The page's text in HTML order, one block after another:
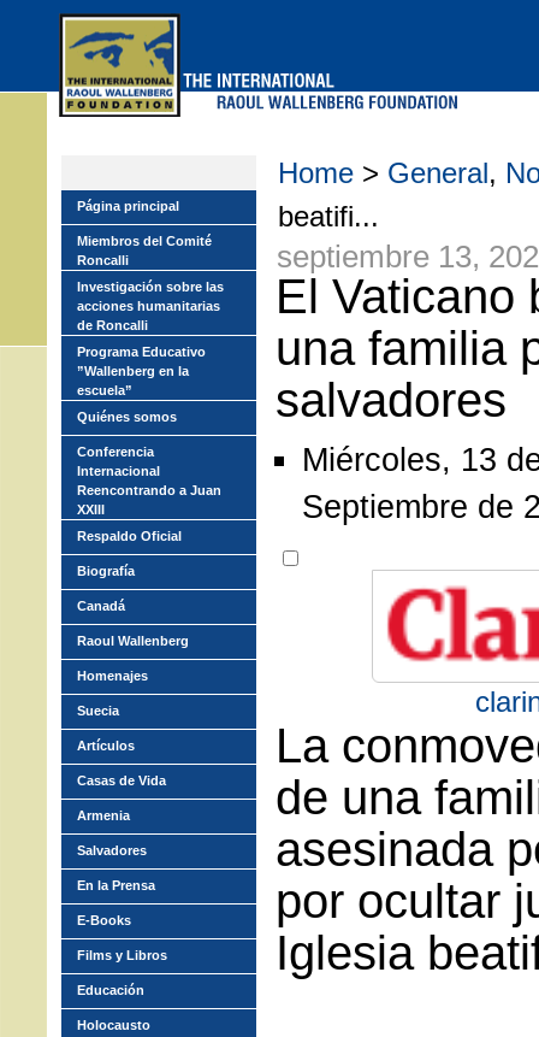
Home > General,
beatifi...
septiembre 13,
El Vaticano
una familia
salvadores
Miércoles, 13
Septiembre de
La
de una
asesinada
por ocultar
Iglesia
Página principal
Miembros del Comité
Roncalli
Investigación sobre las
acciones humanitarias
de Roncalli
Programa Educativo
”Wallenberg en la
escuela”
Quiénes somos
Conferencia
Internacional
Reencontrando a Juan
XXIII
Respaldo Oficial
Biografía
Canadá
Raoul Wallenberg
Homenajes
Suecia
Artículos
Casas de Vida
Armenia
Salvadores
En la Prensa
E-Books
Films y Libros
Educación
Holocausto